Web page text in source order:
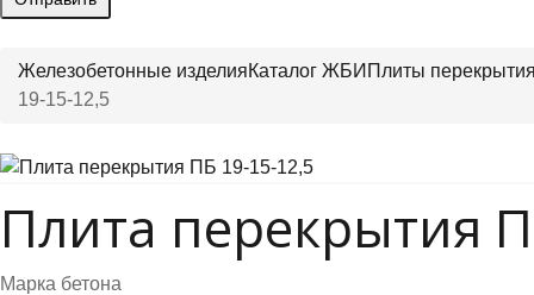
Железобетонные изделияКаталог ЖБИ Плиты
19-15-12,5
Плита перекрытия
Марка бетона